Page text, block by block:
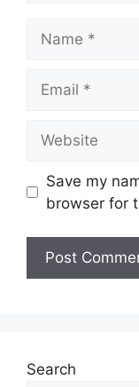
Save my
browser for
Search